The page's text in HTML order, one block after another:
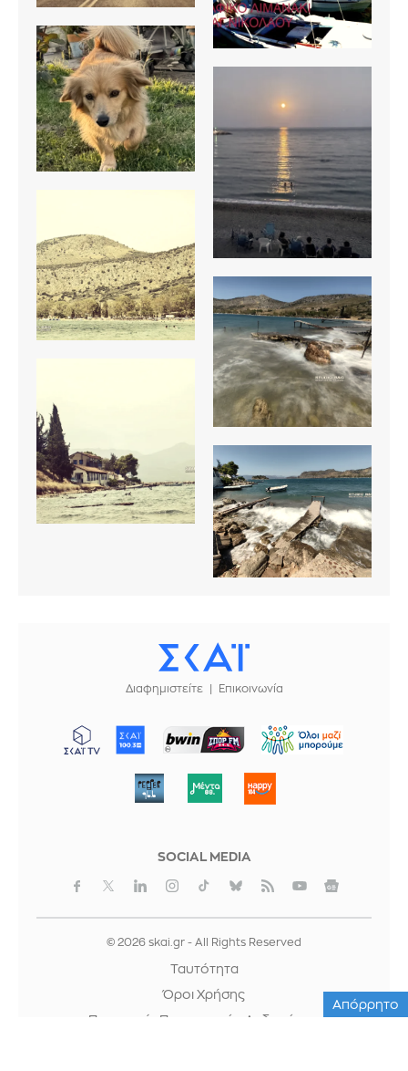
Διαφημιστείτε Επικοινωνία
ΜΠΟΡΟΥΜΕ
SOCIAL MEDIA
© 2026 skai.gr - All Rights Reserved
Ταυτότητα
Όροι Χρήσης
Προστασία Προσωπικών Δεδομένων
Απόρρητο